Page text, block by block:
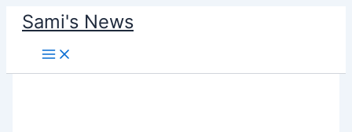
Skip
content
Sami's News